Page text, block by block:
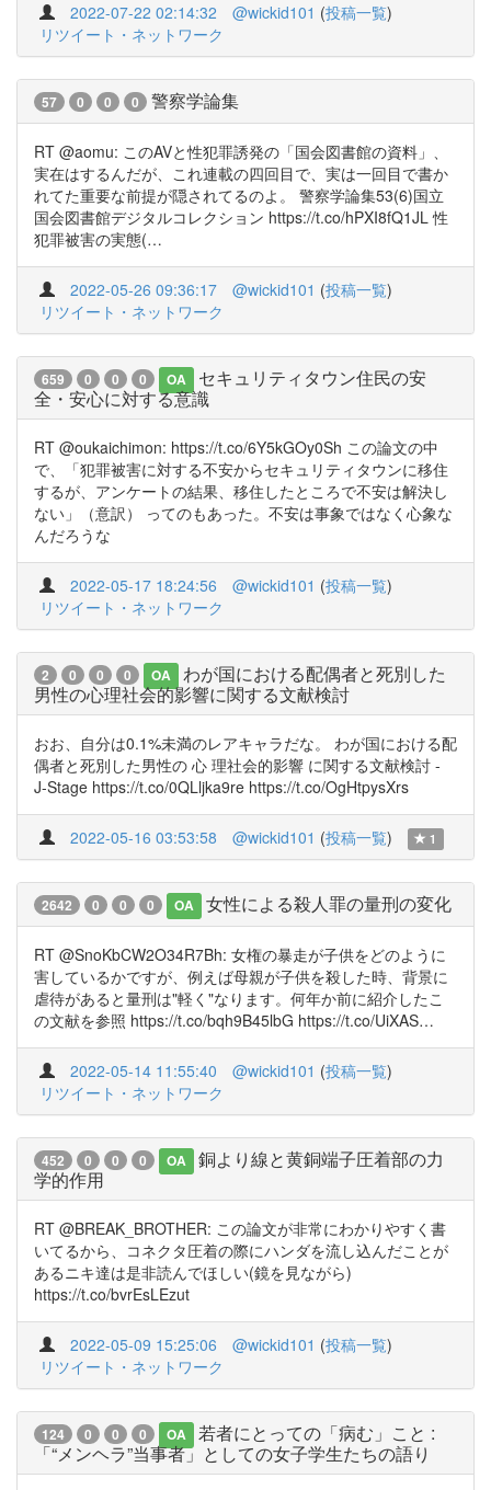
2022-07-22 02:14:32 @wickid101 (投稿一覧)
リツイート・ネットワーク
57 0 0 0 警察学論集
RT @aomu: このAVと性犯罪誘発の「国会図書館の資料」、
実在はするんだが、これ連載の四回目で、実は一回目で書か
れてた重要な前提が隠されてるのよ。 警察学論集53(6)国立
国会図書館デジタルコレクション https://t.co/hPXI8fQ1JL 性
犯罪被害の実態(…
2022-05-26 09:36:17 @wickid101 (投稿一覧)
リツイート・ネットワーク
659 0 0 0 OA
セキュリティタウン住民の安
全・安心に対する意識
RT @oukaichimon: https://t.co/6Y5kGOy0Sh この論文の中
で、「犯罪被害に対する不安からセキュリティタウンに移住
するが、アンケートの結果、移住したところで不安は解決し
ない」（意訳） ってのもあった。不安は事象ではなく心象な
んだろうな
2022-05-17 18:24:56 @wickid101 (投稿一覧)
リツイート・ネットワーク
2 0 0 0 OA
わが国における配偶者と死別した
男性の心理社会的影響に関する文献検討
おお、自分は0.1%未満のレアキャラだな。 わが国における配
偶者と死別した男性の 心 理社会的影響 に関する文献検討 -
J-Stage https://t.co/0QLljka9re https://t.co/OgHtpysXrs
2022-05-16 03:53:58 @wickid101 (投稿一覧) 1
2642 0 0 0 OA 女性による殺人罪の量刑の変化
RT @SnoKbCW2O34R7Bh: 女権の暴走が子供をどのように
害しているかですが、例えば母親が子供を殺した時、背景に
虐待があると量刑は"軽く"なります。何年か前に紹介したこ
の文献を参照 https://t.co/bqh9B45lbG https://t.co/UiXAS…
2022-05-14 11:55:40 @wickid101 (投稿一覧)
リツイート・ネットワーク
452 0 0 0 OA
銅より線と黄銅端子圧着部の力
学的作用
RT @BREAK_BROTHER: この論文が非常にわかりやすく書
いてるから、コネクタ圧着の際にハンダを流し込んだことが
あるニキ達は是非読んでほしい(鏡を見ながら)
https://t.co/bvrEsLEzut
2022-05-09 15:25:06 @wickid101 (投稿一覧)
リツイート・ネットワーク
124 0 0 0 OA
若者にとっての「病む」こと :
「“メンヘラ”当事者」としての女子学生たちの語り